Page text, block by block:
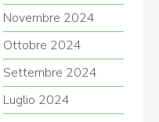
Novembre 2024
Ottobre 2024
Settembre 2024
Luglio 2024